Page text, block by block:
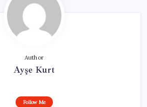
Author
Ayşe Kurt
Follow Me